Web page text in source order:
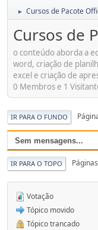
► Cursos de Pacote
Cursos de
o conteúdo aborda a
word, criação de
excel e criação de
0 Membros e 1
IR PARA O FUNDO
Sem mensagens...
IR PARA O TOPO Páginas
Votação
Tópico movido
Tópico trancado